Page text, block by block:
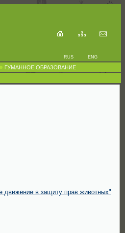
RUS ENG
ГУМАННОЕ ОБРАЗОВАНИЕ
движение в защиту прав животных"